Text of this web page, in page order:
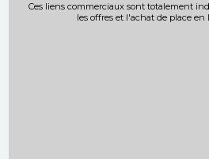
Ces liens commerciaux sont totalement
les offres et l'achat de place